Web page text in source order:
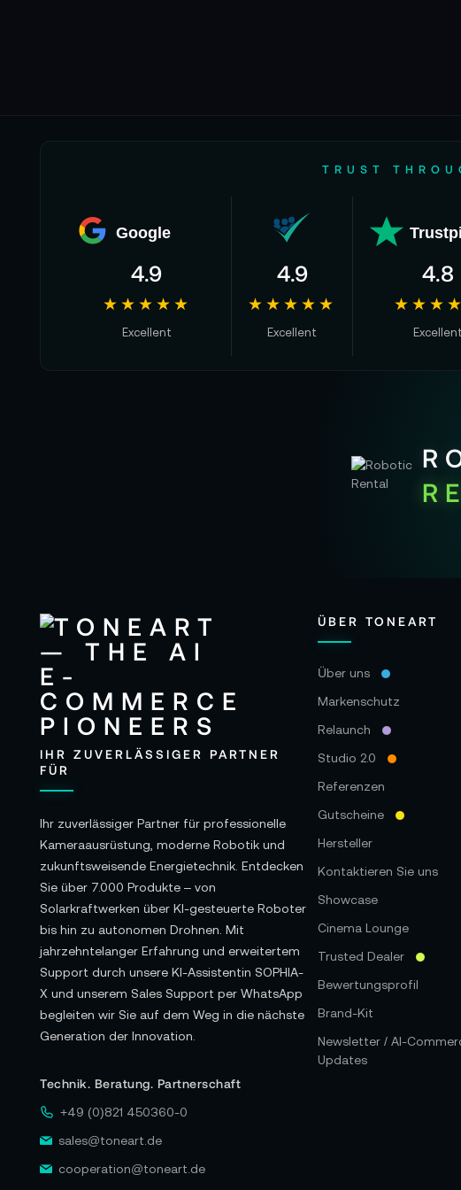
Für Reisende, die leichtes
Für Sportler und Outdoor
Für Profis, die einen
Die DJI Neo 2 Serie ist für
TRUST
Google
4.9
★★★★★
Excellent
4.9
★★★★★
Excellent
4.8
Excellent
IHR ZUVERLÄSSIGER PARTNER
FÜR
Ihr zuverlässiger Partner für professionelle
Kameraausrüstung, moderne Robotik und
zukunftsweisende Energietechnik. Entdecken
Sie über 7.000 Produkte – von
Solarkraftwerken über KI-gesteuerte Roboter
bis hin zu autonomen Drohnen. Mit
jahrzehntelanger Erfahrung und erweitertem
Support durch unsere KI-Assistentin SOPHIA-
X und unserem Sales Support per WhatsApp
begleiten wir Sie auf dem Weg in die nächste
Generation der Innovation.
Technik. Beratung. Partnerschaft
+49 (0)821 450360-0
sales@toneart.de
cooperation@toneart.de
ÜBER TONEART
Über uns
Markenschutz
Relaunch
Studio 2.0
Referenzen
Gutscheine
Hersteller
Kontaktieren Sie uns
Showcase
Cinema Lounge
Trusted Dealer
Bewertungsprofil
Brand-Kit
Newsletter / AI-
Updates